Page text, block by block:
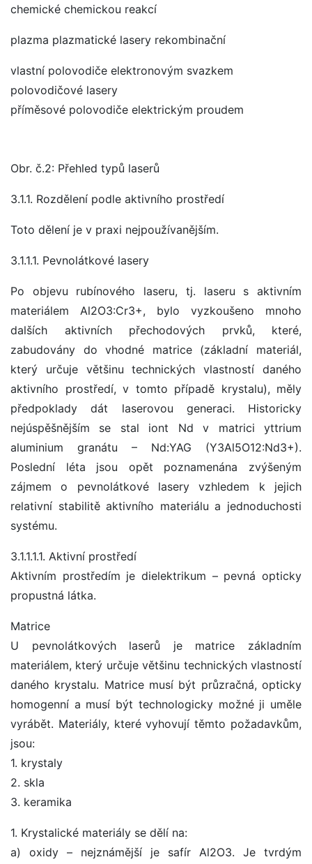
chemické chemickou reakcí
plazma plazmatické lasery rekombinační
vlastní polovodiče elektronovým svazkem
polovodičové lasery
příměsové polovodiče elektrickým proudem
Obr. č.2: Přehled typů laserů
3.1.1. Rozdělení podle aktivního prostředí
Toto dělení je v praxi nejpoužívanějším.
3.1.1.1. Pevnolátkové lasery
Po objevu rubínového laseru, tj. laseru s aktivním
materiálem Al2O3:Cr3+, bylo vyzkoušeno mnoho
dalších aktivních přechodových prvků, které,
zabudovány do vhodné matrice (základní materiál,
který určuje většinu technických vlastností daného
aktivního prostředí, v tomto případě krystalu), měly
předpoklady dát laserovou generaci. Historicky
nejúspěšnějším se stal iont Nd v matrici yttrium
aluminium granátu – Nd:YAG (Y3Al5O12:Nd3+).
Poslední léta jsou opět poznamenána zvýšeným
zájmem o pevnolátkové lasery vzhledem k jejich
relativní stabilitě aktivního materiálu a jednoduchosti
systému.
3.1.1.1.1. Aktivní prostředí
Aktivním prostředím je dielektrikum – pevná opticky
propustná látka.
Matrice
U pevnolátkových laserů je matrice základním
materiálem, který určuje většinu technických vlastností
daného krystalu. Matrice musí být průzračná, opticky
homogenní a musí být technologicky možné ji uměle
vyrábět. Materiály, které vyhovují těmto požadavkům,
jsou:
1. krystaly
2. skla
3. keramika
1. Krystalické materiály se dělí na:
a) oxidy – nejznámější je safír Al2O3. Je tvrdým